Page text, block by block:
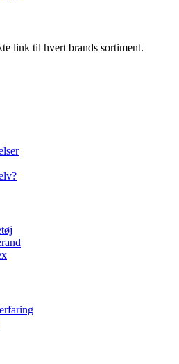
link til hvert brands sortiment.